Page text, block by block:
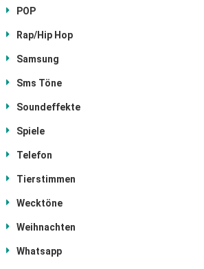
POP
Rap/Hip Hop
Samsung
Sms Töne
Soundeffekte
Spiele
Telefon
Tierstimmen
Wecktöne
Weihnachten
Whatsapp